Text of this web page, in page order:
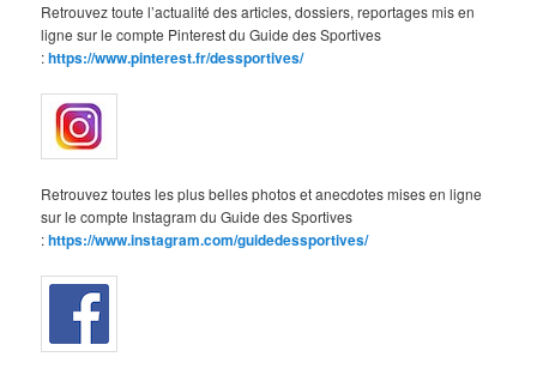
Retrouvez toute l’actualité des articles, dossiers, reportages mis en
ligne sur le compte Pinterest du Guide des Sportives
:https://www.pinterest.fr/dessportives/
Retrouvez toutes les plus belles photos et anecdotes mises en ligne
sur le compte Instagram du Guide des Sportives
:https://www.instagram.com/guidedessportives/